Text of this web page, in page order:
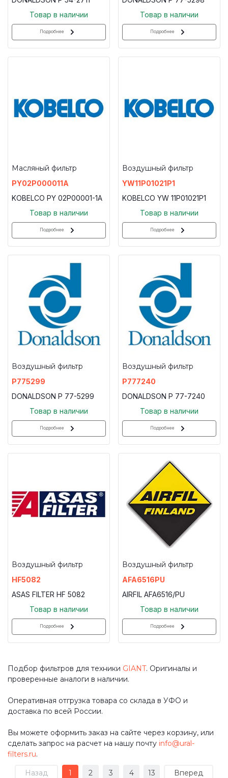
Товар в наличии
Подробнее
Товар в наличии
Подробнее
Масляный фильтр
PY02P000011A
KOBELCO PY 02P00001-1A
Товар в наличии
Подробнее
Воздушный фильтр
YW11P01021P1
KOBELCO YW 11P01021P1
Товар в наличии
Подробнее
Воздушный фильтр
P775299
DONALDSON P 77-5299
Товар в наличии
Подробнее
Воздушный фильтр
P777240
DONALDSON P 77-7240
Товар в наличии
Подробнее
Воздушный фильтр
HF5082
ASAS FILTER HF 5082
Товар в наличии
Подробнее
Воздушный фильтр
AFA6516PU
AIRFIL AFA6516/PU
Товар в наличии
Подробнее
Подбор фильтров для техники GIANT. Оригиналы и
проверенные аналоги в наличии.
Оперативная отгрузка товара со склада в УФО и
доставка по всей России.
Вы можете оформить заказ на сайте через корзину, или
сделать запрос на расчет на нашу почту info@ural-
filters.ru.
Назад 1 2 3 4 13 Вперед